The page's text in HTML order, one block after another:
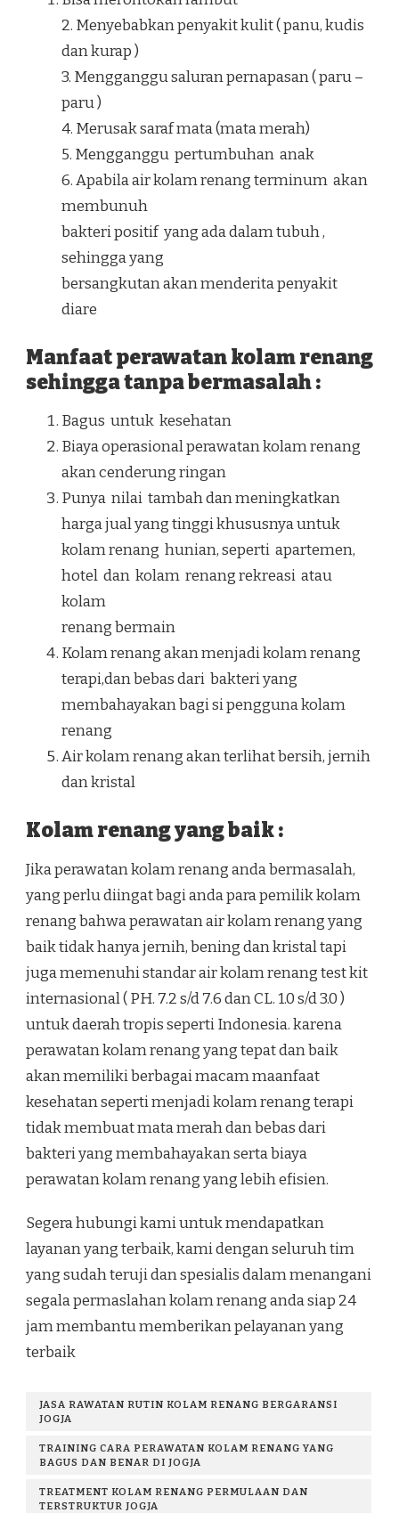
2. Menyebabkan penyakit kulit ( panu, kudis
dan kurap )
3. Mengganggu saluran pernapasan ( paru –
paru )
4. Merusak saraf mata (mata merah)
5. Mengganggu pertumbuhan anak
6. Apabila air kolam renang terminum akan
membunuh
bakteri positif yang ada dalam tubuh ,
sehingga yang
bersangkutan akan menderita penyakit
diare
Manfaat perawatan kolam renang
sehingga tanpa bermasalah :
Bagus untuk kesehatan
Biaya operasional perawatan kolam renang
akan cenderung ringan
Punya nilai tambah dan meningkatkan
harga jual yang tinggi khususnya untuk
kolam renang hunian, seperti apartemen,
hotel dan kolam renang rekreasi atau
kolam
renang bermain
Kolam renang akan menjadi kolam renang
terapi,dan bebas dari bakteri yang
membahayakan bagi si pengguna kolam
renang
Air kolam renang akan terlihat bersih, jernih
dan kristal
Kolam renang yang baik :
Jika perawatan kolam renang anda bermasalah,
yang perlu diingat bagi anda para pemilik kolam
renang bahwa perawatan air kolam renang yang
baik tidak hanya jernih, bening dan kristal tapi
juga memenuhi standar air kolam renang test kit
internasional ( PH. 7.2 s/d 7.6 dan CL. 1.0 s/d 3.0 )
untuk daerah tropis seperti Indonesia. karena
perawatan kolam renang yang tepat dan baik
akan memiliki berbagai macam maanfaat
kesehatan seperti menjadi kolam renang terapi
tidak membuat mata merah dan bebas dari
bakteri yang membahayakan serta biaya
perawatan kolam renang yang lebih efisien.
Segera hubungi kami untuk mendapatkan
layanan yang terbaik, kami dengan seluruh tim
yang sudah teruji dan spesialis dalam menangani
segala permaslahan kolam renang anda siap 24
jam membantu memberikan pelayanan yang
terbaik
JASA RAWATAN RUTIN KOLAM RENANG BERGARANSI
JOGJA
TRAINING CARA PERAWATAN KOLAM RENANG YANG
BAGUS DAN BENAR DI JOGJA
TREATMENT KOLAM RENANG PERMULAAN DAN
TERSTRUKTUR JOGJA